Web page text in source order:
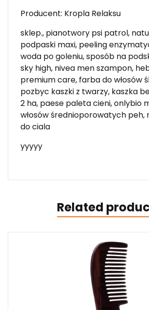
Producent: Kropla Relaksu
sklep., pianotwory psi patrol,
podpaski maxi, peeling
woda po goleniu, sposób na
sky high, nivea men szampon,
premium care, farba do włosów
pozbyc kaszki z twarzy, kaszka
2 ha, paese paleta cieni, onlybio
włosów średnioporowatych peh,
do ciala
yyyyy
Related